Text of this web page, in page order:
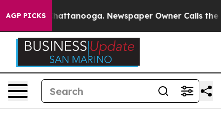
AGP PICKS
Chaos in Chattanooga. Newspaper Owner Calls the